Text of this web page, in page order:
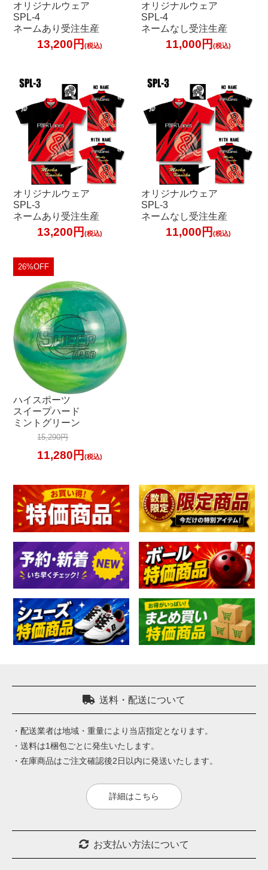
オリジナルウェア
SPL-4
ネームあり受注生産
13,200円(税込)
オリジナルウェア
SPL-4
ネームなし受注生産
11,000円 (税込)
オリジナルウェア
SPL-3
ネームあり受注生産
13,200円(税込)
オリジナルウェア
SPL-3
ネームなし受注生産
11,000円 (税込)
26%OFF
ハイスポーツ
スイープハード
ミントグリーン
15,290円
11,280円(税込)
送料・配送について
・配送業者は地域・重量により当店指定となります。
・送料は1梱包ごとに発生いたします。
・在庫商品はご注文確認後2日以内に発送いたします。
詳細はこちら
お支払い方法について